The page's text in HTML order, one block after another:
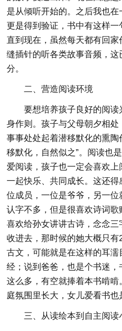
是从倾听开始的。之后我也
更是得到验证，书中有这样一
直到现在，虽然每天都有回
缝插针的听各类故事音频，
分。
二、营造阅读环境
要想培养孩子良好的阅
身作则。孩子与父母朝夕相
事事处处起着潜移默化的熏
移默化，自然似之”。阅读也
爱阅读，孩子也一定会喜欢上
一起快乐、共同成长。这还
位成员，一位是爷爷，另一
认字不多，但是很喜欢诗词
喜欢给孙女讲讲古诗，念念
收进去，那时候的她大概只
古文，可能就是在这样的耳
经；说到爸爸，也是个书迷
这么多，有空就捧着本书啃
庭氛围里长大，女儿爱看书也
三、从读绘本到自主阅读